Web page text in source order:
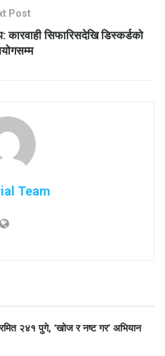
Post
सिफारिसदेखि डिस्कर्डको
Team
२४१ पुगे, ‘खोज र नष्ट गर’ अभियान